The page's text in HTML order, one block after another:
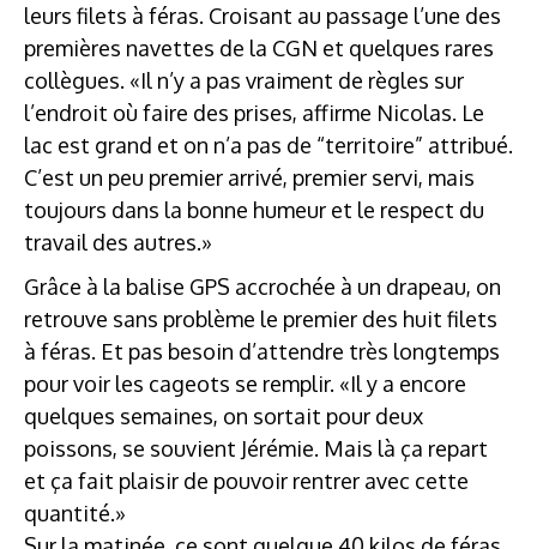
leurs filets à féras. Croisant au passage l’une des
premières navettes de la CGN et quelques rares
collègues. «Il n’y a pas vraiment de règles sur
l’endroit où faire des prises, affirme Nicolas. Le
lac est grand et on n’a pas de “territoire” attribué.
C’est un peu premier arrivé, premier servi, mais
toujours dans la bonne humeur et le respect du
travail des autres.»
Grâce à la balise GPS accrochée à un drapeau, on
retrouve sans problème le premier des huit filets
à féras. Et pas besoin d’attendre très longtemps
pour voir les cageots se remplir. «Il y a encore
quelques semaines, on sortait pour deux
poissons, se souvient Jérémie. Mais là ça repart
et ça fait plaisir de pouvoir rentrer avec cette
quantité.»